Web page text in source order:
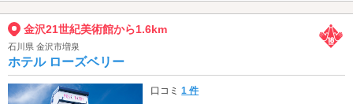
金沢21世紀美術館から1.6km
石川県 金沢市増泉
ホテル ローズベリー
口コミ1 件